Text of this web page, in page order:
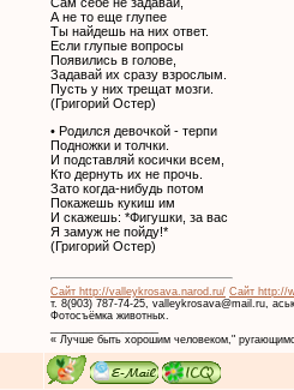
Сам себе не задавай,
А не то еще глупее
Ты найдешь на них ответ.
Если глупые вопросы
Появились в голове,
Задавай их сразу взрослым.
Пусть у них трещат мозги.
(Григорий Остер)
• Родился девочкой - терпи
Подножки и толчки.
И подставляй косички всем,
Кто дернуть их не прочь.
Зато когда-нибудь потом
Покажешь кукиш им
И скажешь: *Фигушки, за вас
Я замуж не пойду!*
(Григорий Остер)
Сайт http://valleykrosava.narod.ru/ Сайт http://
т. 8(903) 787-74-25, valleykrosava@mail.ru,
Фотосъёмка животных.
« Лучше быть хорошим человеком,"